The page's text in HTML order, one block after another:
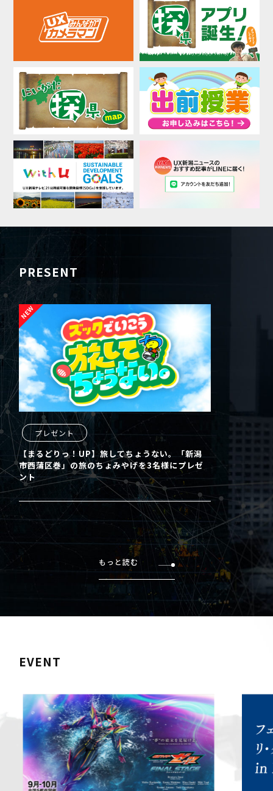
PRESENT
プレゼント
【まるどりっ！UP】旅してちょうない。「新潟
市西蒲区巻」の旅のちょみやげを3名様にプレゼ
ント
もっと読む
EVENT